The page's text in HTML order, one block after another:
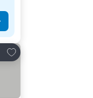
Zu Favoriten hinzufügen